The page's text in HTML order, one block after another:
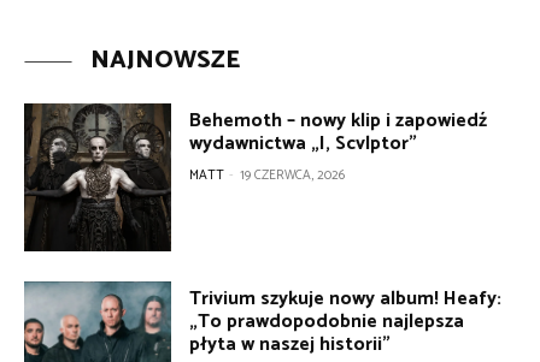
NAJNOWSZE
Behemoth – nowy klip i zapowiedź
wydawnictwa „I, Scvlptor”
MATT - 19 CZERWCA, 2026
Trivium szykuje nowy album! Heafy:
„To prawdopodobnie najlepsza
płyta w naszej historii”